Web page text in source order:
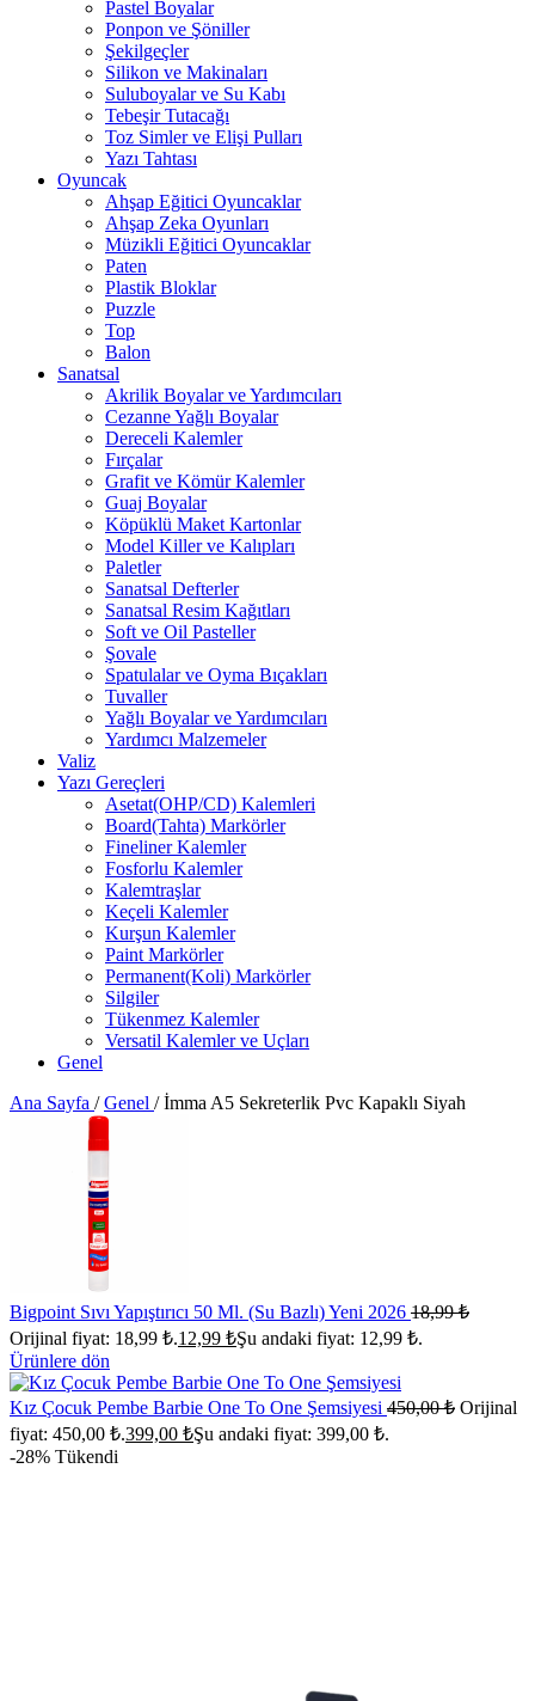
Pastel Boyalar
Ponpon ve Şöniller
Şekilgeçler
Silikon ve Makinaları
Suluboyalar ve Su Kabı
Tebeşir Tutacağı
Toz Simler ve Elişi Pulları
Yazı Tahtası
Oyuncak
Ahşap Eğitici Oyuncaklar
Ahşap Zeka Oyunları
Müzikli Eğitici Oyuncaklar
Paten
Plastik Bloklar
Puzzle
Top
Balon
Sanatsal
Akrilik Boyalar ve Yardımcıları
Cezanne Yağlı Boyalar
Dereceli Kalemler
Fırçalar
Grafit ve Kömür Kalemler
Guaj Boyalar
Köpüklü Maket Kartonlar
Model Killer ve Kalıpları
Paletler
Sanatsal Defterler
Sanatsal Resim Kağıtları
Soft ve Oil Pasteller
Şovale
Spatulalar ve Oyma Bıçakları
Tuvaller
Yağlı Boyalar ve Yardımcıları
Yardımcı Malzemeler
Valiz
Yazı Gereçleri
Asetat(OHP/CD) Kalemleri
Board(Tahta) Markörler
Fineliner Kalemler
Fosforlu Kalemler
Kalemtraşlar
Keçeli Kalemler
Kurşun Kalemler
Paint Markörler
Permanent(Koli) Markörler
Silgiler
Tükenmez Kalemler
Versatil Kalemler ve Uçları
Genel
Ana Sayfa / Genel / İmma A5 Sekreterlik Pvc Kapaklı Siyah
Bigpoint Sıvı Yapıştırıcı 50 Ml. (Su Bazlı) Yeni 2026 18,99₺
Orijinal fiyat: 18,99 ₺.12,99 ₺Şu andaki fiyat: 12,99 ₺.
Ürünlere dön
Kız Çocuk Pembe Barbie One To One Şemsiyesi 450,00₺ Orijinal
fiyat: 450,00 ₺.399,00 ₺Şu andaki fiyat: 399,00 ₺.
-28% Tükendi